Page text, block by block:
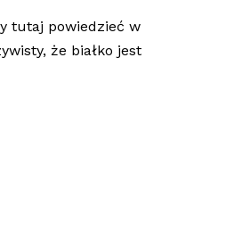
tutaj powiedzieć w
że białko jest